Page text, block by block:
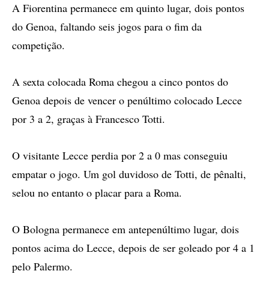
A Fiorentina permanece em quinto lugar, dois pontos
do Genoa, faltando seis jogos para o fim da
competição.
A sexta colocada Roma chegou a cinco pontos do
Genoa depois de vencer o penúltimo colocado Lecce
por 3 a 2, graças à Francesco Totti.
O visitante Lecce perdia por 2 a 0 mas conseguiu
empatar o jogo. Um gol duvidoso de Totti, de pênalti,
selou no entanto o placar para a Roma.
O Bologna permanece em antepenúltimo lugar, dois
pontos acima do Lecce, depois de ser goleado por 4 a 1
pelo Palermo.